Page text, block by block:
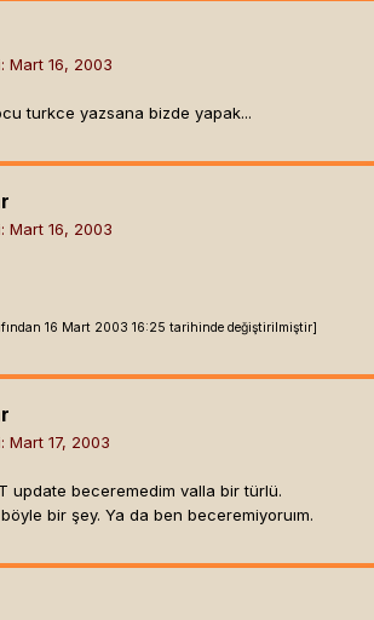
Mart 16, 2003
turkce yazsana bizde yapak...
Mart 16, 2003
16 Mart 2003 16:25 tarihinde değiştirilmiştir]
Mart 17, 2003
update beceremedim valla bir türlü.
bir şey. Ya da ben beceremiyoruım.